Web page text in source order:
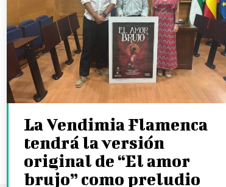
La Vendimia Flamenca
tendrá la versión
original de “El amor
brujo” como preludio